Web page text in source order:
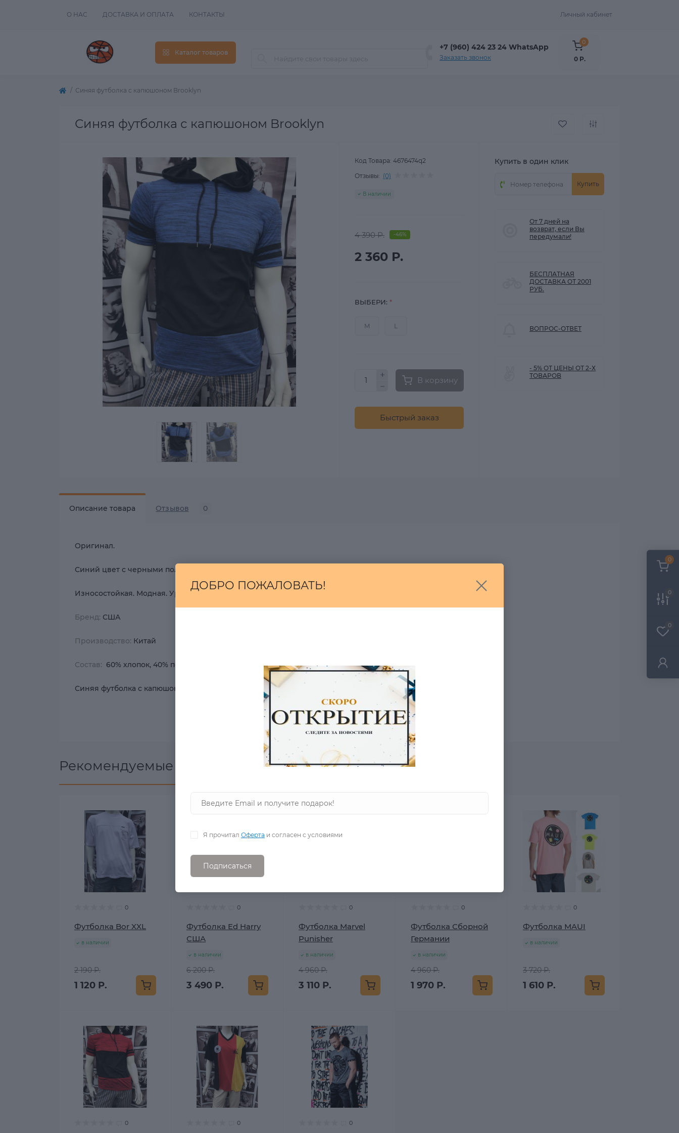
0
0
0
О НАС ДОСТАВКА И ОПЛАТА КОНТАКТЫ Личный кабинет
Каталог товаров
+7 (960) 424 23 24 WhatsApp
Заказать звонок
0
0 Р.
Синяя футболка с капюшоном Brooklyn
Синяя футболка с капюшоном Brooklyn
Код Товара: 4676474q2
Отзывы: (0)
В наличии
4 390 Р. -46%
2 360 Р.
ВЫБЕРИ: *
M L
В корзину
Быстрый заказ
Купить в один клик
Купить
От 7 дней на
возврат, если Вы
передумали!
БЕСПЛАТНАЯ
ДОСТАВКА ОТ 2001
РУБ.
ВОПРОС-ОТВЕТ
- 5% ОТ ЦЕНЫ ОТ 2-Х
ТОВАРОВ
Описание товара Отзывов 0
Оригинал.
Синий цвет с черными полосами. Легкая.
Износостойкая. Модная. Урбан-стиль и хип-хоп стиль.
Бренд: США
Производство: Китай
Состав: 60% хлопок, 40% полиэстер
Синяя футболка с капюшоном Brooklyn в наличии на zastilem.ru по отличной цене.
Рекомендуемые товары
0
Футболка Bor XXL
в наличии
2 190 Р.
1 120 Р.
0
Футболка Ed Harry
США
в наличии
6 200 Р.
3 490 Р.
0
Футболка Marvel
Punisher
в наличии
4 960 Р.
3 110 Р.
0
Футболка Сборной
Германии
в наличии
4 960 Р.
1 970 Р.
0
Футболка MAUI
в наличии
3 720 Р.
1 610 Р.
0 0 0
ДОБРО ПОЖАЛОВАТЬ!
Я прочитал Оферта и согласен с условиями
Подписаться